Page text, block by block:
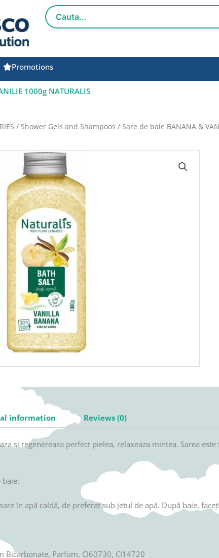
Promotions
1000g NATURALIS
/ Shower Gels and Shampoos / Sare de baie BANANA &
information Reviews (0)
si regenereaza perfect pielea, relaxeaza mintea. Sarea
în apă caldă, de preferat sub jetul de apă. După baie,
Bicarbonate, Parfum, CI60730, CI14720